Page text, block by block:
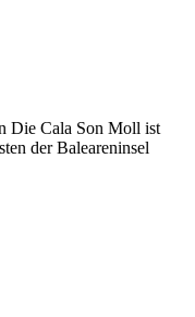
Die Cala Son Moll ist
der Baleareninsel